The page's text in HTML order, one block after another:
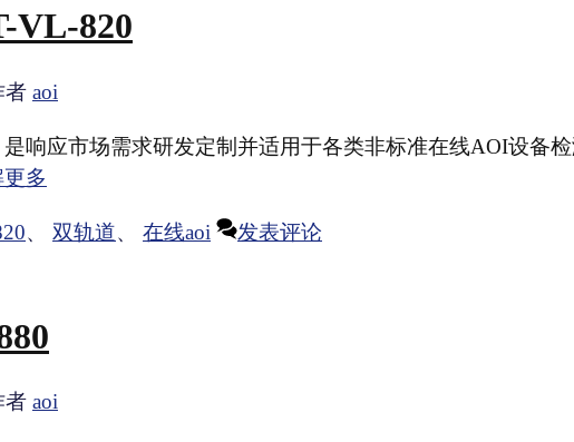
VL-820
者 aoi
响应市场需求研发定制并适用于各类非标准在线AOI设备
多
、 双轨道、 在线aoi 发表评论
者 aoi